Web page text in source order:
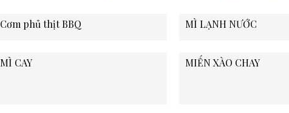
Cơm phủ thịt BBQ MÌ LẠNH NƯỚC
MÌ CAY MIẾN XÀO CHAY